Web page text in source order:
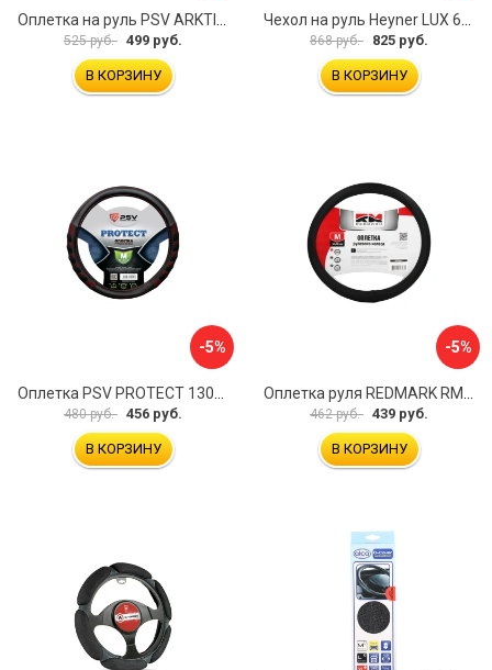
525 руб. 499 руб.
В КОРЗИНУ
868 руб. 825 руб.
В КОРЗИНУ
-5%
Оплетка PSV PROTECT 130503
480 руб. 456 руб.
В КОРЗИНУ
-5%
Оплетка руля REDMARK RM78002
462 руб. 439 руб.
В КОРЗИНУ